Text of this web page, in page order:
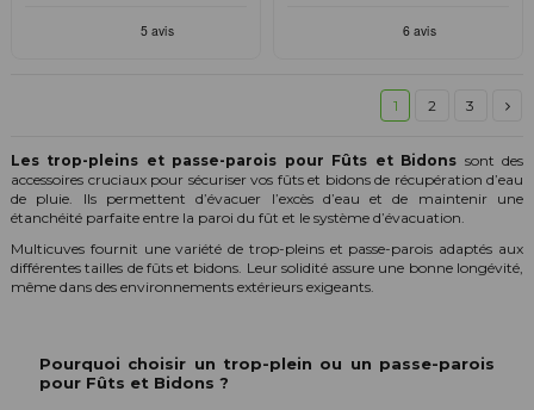
1 2 3
Les trop-pleins et passe-parois pour Fûts et Bidons sont des
accessoires cruciaux pour sécuriser vos fûts et bidons de récupération d’eau
de pluie. Ils permettent d’évacuer l’excès d’eau et de maintenir une
étanchéité parfaite entre la paroi du fût et le système d’évacuation.
Multicuves fournit une variété de trop-pleins et passe-parois adaptés aux
différentes tailles de fûts et bidons. Leur solidité assure une bonne longévité,
même dans des environnements extérieurs exigeants.
Pourquoi choisir un trop-plein ou un passe-parois
pour Fûts et Bidons ?